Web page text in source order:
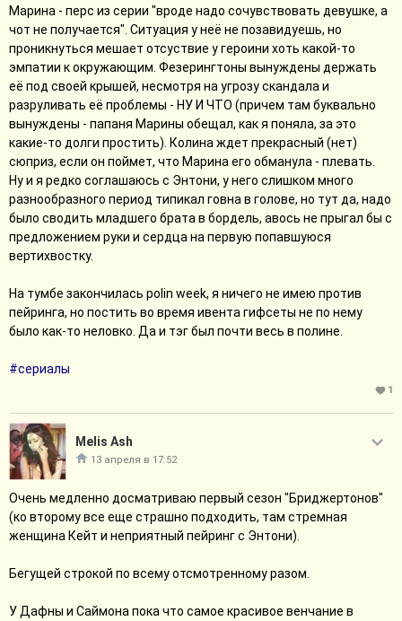
Марина - перс из серии "вроде надо сочувствовать девушке, а
чот не получается". Ситуация у неё не позавидуешь, но
проникнуться мешает отсуствие у героини хоть какой-то
эмпатии к окружающим. Фезерингтоны вынуждены держать
её под своей крышей, несмотря на угрозу скандала и
разруливать её проблемы - НУ И ЧТО (причем там буквально
вынуждены - папаня Марины обещал, как я поняла, за это
какие-то долги простить). Колина ждет прекрасный (нет)
сюприз, если он поймет, что Марина его обманула - плевать.
Ну и я редко соглашаюсь с Энтони, у него слишком много
разнообразного период типикал говна в голове, но тут да, надо
было сводить младшего брата в бордель, авось не прыгал бы с
предложением руки и сердца на первую попавшуюся
вертихвостку.
На тумбе закончилась polin week, я ничего не имею против
пейринга, но постить во время ивента гифсеты не по нему
было как-то неловко. Да и тэг был почти весь в полине.
#сериалы
1
Melis Ash
13 апреля в 17:52
Очень медленно досматриваю первый сезон "Бриджертонов"
(ко второму все еще страшно подходить, там стремная
женщина Кейт и неприятный пейринг с Энтони).
Бегущей строкой по всему отсмотренному разом.
У Дафны и Саймона пока что самое красивое венчание в